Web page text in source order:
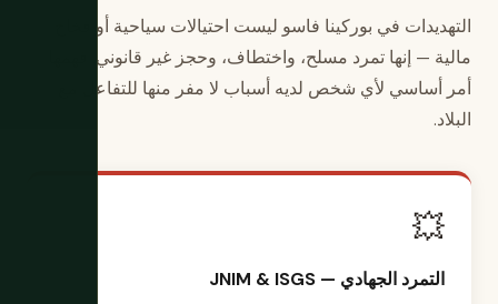
التهديدات في بوركينا فاسو ليست احتيالات سياحية أو فخاخ
مالية — إنها تمرد مسلح، واختطاف، وحجز غير قانوني. فهمها
أمر أساسي لأي شخص لديه أسباب لا مفر منها للتفاعل مع
البلاد.
💥
التمرد الجهادي — JNIM & ISGS